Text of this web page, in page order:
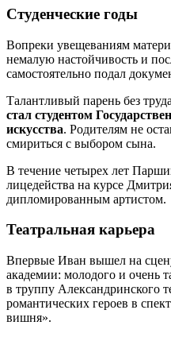
Студенческие годы
Вопреки увещеваниям
немалую настойчивость и
самостоятельно подал
Талантливый парень без
стал студентом
искусства. Родителям не
смириться с выбором сына.
В течение четырех лет
лицедейства на курсе
дипломированным артистом.
Театральная карьера
Впервые Иван вышел на
академии: молодого и очень
в труппу Александринского
романтических героев в
вишня».